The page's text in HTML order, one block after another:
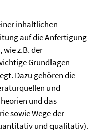
inhaltlichen
auf die Anfertigung
z.B. der
Grundlagen
Dazu gehören die
und
und das
sowie Wege der
und qualitativ).